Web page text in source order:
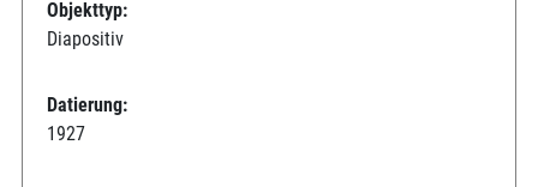
Objekttyp:
Diapositiv
Datierung:
1927